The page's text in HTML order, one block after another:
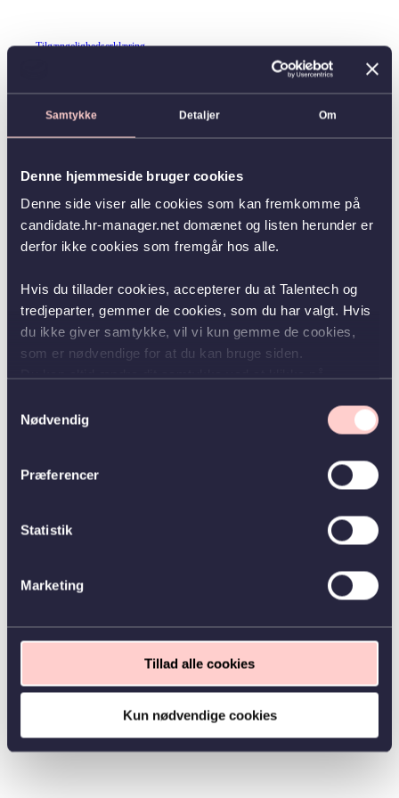
Samtykke Detaljer Om
Denne hjemmeside bruger cookies
Denne side viser alle cookies som kan fremkomme på
candidate.hr-manager.net domænet og listen herunder er
derfor ikke cookies som fremgår hos alle.
Hvis du tillader cookies, accepterer du at Talentech og
tredjeparter, gemmer de cookies, som du har valgt. Hvis
du ikke giver samtykke, vil vi kun gemme de cookies,
som er nødvendige for at du kan bruge siden.
Nødvendig
Præferencer
Statistik
Marketing
Tillad alle cookies
Kun nødvendige cookies
Tilgængelighedserklæring